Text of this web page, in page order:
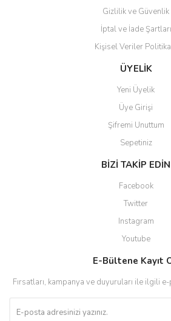
Gizlilik ve Güvenlik
İptal ve İade Şartları
Kişisel Veriler
ÜYELİK
Yeni Üyelik
Üye Girişi
Şifremi Unuttum
Sepetiniz
BİZİ TAKİP EDİN
Facebook
Twitter
Instagram
Youtube
E-Bültene Kayıt
Fırsatları, kampanya ve duyuruları ile ilgili